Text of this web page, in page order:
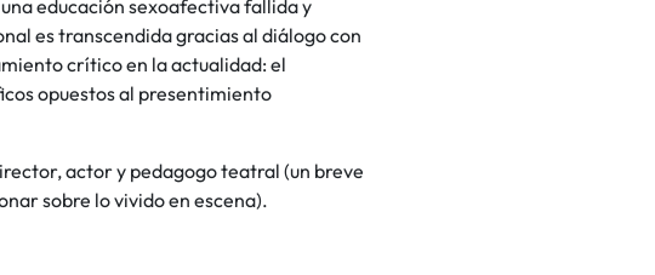
educación sexoafectiva fallida y
es transcendida gracias al diálogo con
crítico en la actualidad: el
opuestos al presentimiento
actor y pedagogo teatral (un breve
sobre lo vivido en escena).